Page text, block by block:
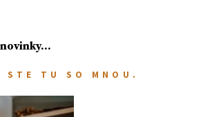
STE TU SO MNOU.